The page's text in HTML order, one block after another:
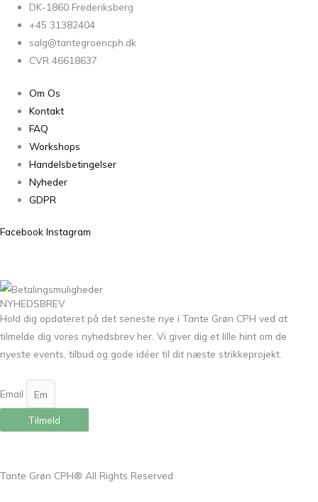
DK-1860 Frederiksberg
+45 31382404
salg@tantegroencph.dk
CVR 46618637
Om Os
Kontakt
FAQ
Workshops
Handelsbetingelser
Nyheder
GDPR
Facebook Instagram
NYHEDSBREV
Hold dig opdateret på det seneste nye i Tante Grøn CPH ved at
tilmelde dig vores nyhedsbrev her. Vi giver dig et lille hint om de
nyeste events, tilbud og gode idéer til dit næste strikkeprojekt.
Email
Tilmeld
Tante Grøn CPH® All Rights Reserved